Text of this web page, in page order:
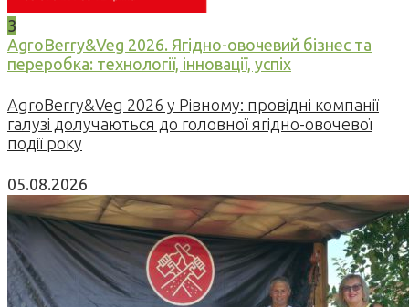
3
AgroBerry&Veg 2026. Ягідно-овочевий бізнес та
переробка: технології, інновації, успіх
AgroBerry&Veg 2026 у Рівному: провідні компанії
галузі долучаються до головної ягідно-овочевої
події року
05.08.2026